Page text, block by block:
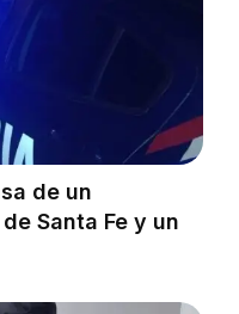
de un
Santa Fe y un